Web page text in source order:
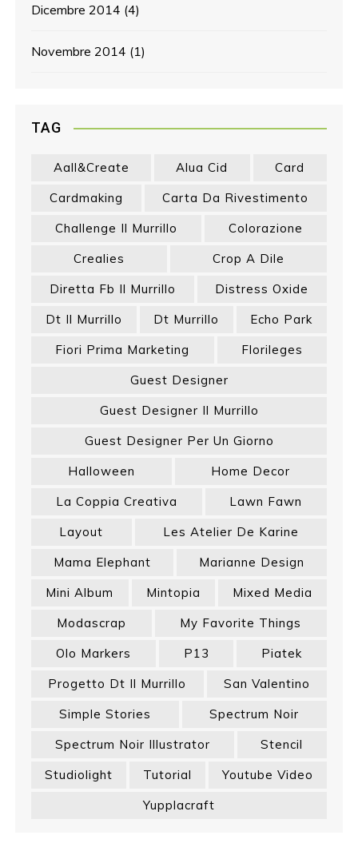
Dicembre 2014 (4)
Novembre 2014 (1)
TAG
Aall&create Alua Cid
Card
Cardmaking
Carta Da Rivestimento
Challenge Il Murrillo
Colorazione
Crealies
Crop A Dile
Diretta Fb Il Murrillo
Distress Oxide
Dt Il Murrillo
Dt Murrillo
Echo Park
Fiori Prima Marketing
Florileges
Guest Designer
Guest Designer Il Murrillo
Guest Designer Per Un Giorno
Halloween
Home Decor
La Coppia Creativa
Lawn Fawn
Layout
Les Atelier De Karine
Mama Elephant
Marianne Design
Mini Album
Mintopia
Mixed Media
Modascrap
My Favorite Things
Olo Markers
P13
Piatek
Progetto Dt Il Murrillo
San Valentino
Simple Stories
Spectrum Noir
Spectrum Noir Illustrator
Stencil
Studiolight
Tutorial
Youtube Video
Yupplacraft